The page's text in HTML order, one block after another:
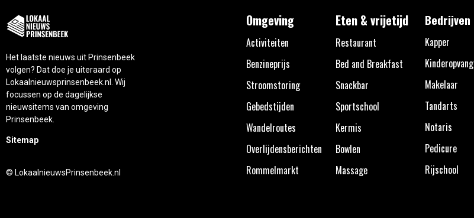
Het laatste nieuws uit Prinsenbeek
volgen? Dat doe je uiteraard op
Lokaalnieuwsprinsenbeek.nl. Wij
focussen op de dagelijkse
nieuwsitems van omgeving
Prinsenbeek.
Sitemap
© LokaalnieuwsPrinsenbeek.nl
Omgeving
Activiteiten
Benzineprijs
Stroomstoring
Gebedstijden
Wandelroutes
Overlijdensberichten
Rommelmarkt
Eten & vrijetijd
Restaurant
Bed and Breakfast
Snackbar
Sportschool
Kermis
Bowlen
Massage
Bedrijven
Kapper
Kinderopvang
Makelaar
Tandarts
Notaris
Pedicure
Rijschool